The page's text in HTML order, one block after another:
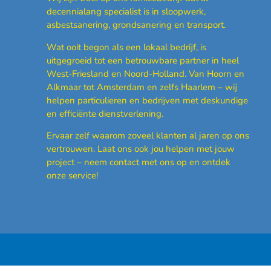
decennialang specialist is in sloopwerk,
asbestsanering, grondsanering en transport.
Wat ooit begon als een lokaal bedrijf, is
uitgegroeid tot een betrouwbare partner in heel
West-Friesland en Noord-Holland. Van Hoorn en
Alkmaar tot Amsterdam en zelfs Haarlem – wij
helpen particulieren en bedrijven met deskundige
en efficiënte dienstverlening.
Ervaar zelf waarom zoveel klanten al jaren op ons
vertrouwen. Laat ons ook jou helpen met jouw
project – neem contact met ons op en ontdek
onze service!